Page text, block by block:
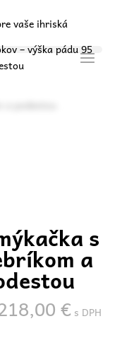
– výška pádu 95
s
a
€ s DPH